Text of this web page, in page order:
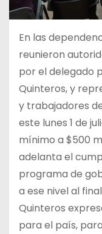
En las
reunieron
por el delegado
Quinteros, y
y trabajadores
este lunes 1 de
mínimo a $500
adelanta el
programa de
a ese nivel al
Quinteros
para el país,